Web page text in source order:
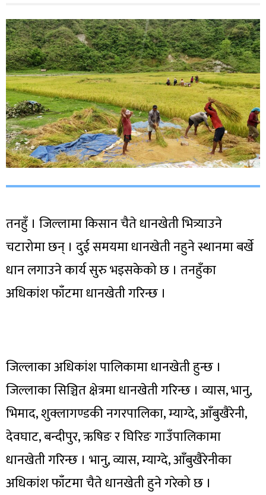
तनहुँ । जिल्लामा किसान चैते धानखेती भित्र्याउने
चटारोमा छन् । दुई समयमा धानखेती नहुने स्थानमा बर्खे
धान लगाउने कार्य सुरु भइसकेको छ । तनहुँका
अधिकांश फाँटमा धानखेती गरिन्छ ।
जिल्लाका अधिकांश पालिकामा धानखेती हुन्छ ।
जिल्लाका सिञ्चित क्षेत्रमा धानखेती गरिन्छ । व्यास, भानु,
भिमाद, शुक्लागण्डकी नगरपालिका, म्याग्दे, आँबुखैरेनी,
देवघाट, बन्दीपुर, ऋषिङ र घिरिङ गाउँपालिकामा
धानखेती गरिन्छ । भानु, व्यास, म्याग्दे, आँबुखैरेनीका
अधिकांश फाँटमा चैते धानखेती हुने गरेको छ ।